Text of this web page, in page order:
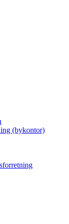
(bykontor)